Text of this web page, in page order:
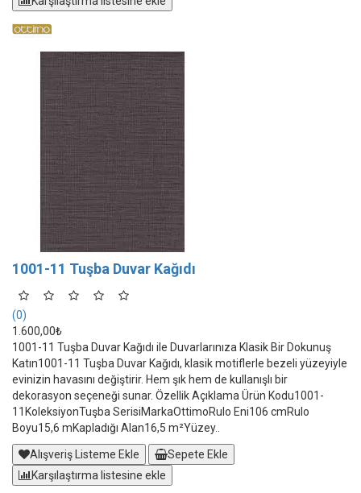
1001-11 Tuşba Duvar Kağıdı
(0)
1.600,00₺
1001-11 Tuşba Duvar Kağıdı ile Duvarlarınıza Klasik Bir Dokunuş
Katın1001-11 Tuşba Duvar Kağıdı, klasik motiflerle bezeli yüzeyiyle
evinizin havasını değiştirir. Hem şık hem de kullanışlı bir
dekorasyon seçeneği sunar. Özellik Açıklama Ürün Kodu1001-
11KoleksiyonTuşba SerisiMarkaOttimoRulo Eni106 cmRulo
Boyu15,6 mKapladığı Alan16,5 m²Yüzey..
Alışveriş Listeme Ekle
Sepete Ekle
Karşılaştırma listesine ekle